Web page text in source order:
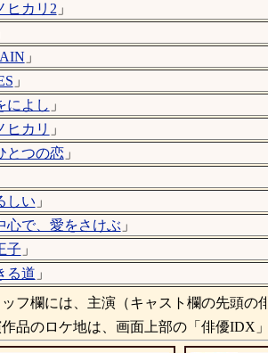
ヒカリ2 」
」
」
によし 」
ヒカリ 」
とつの恋」
しい 」
心で、愛をさけぶ 」
子 」
る道 」
フ欄には、主演（キャスト欄の先頭の
品のロケ地は、画面上部の「俳優IDX